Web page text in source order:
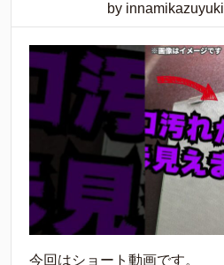
by innamikazuyuki
今回はショート動画です。